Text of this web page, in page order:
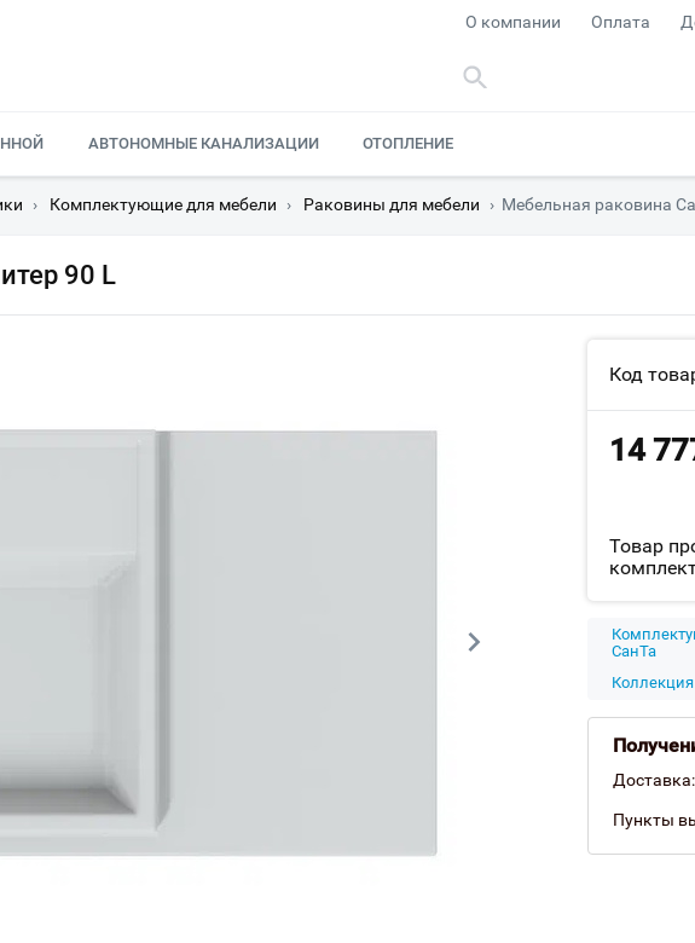
О компании Оплата
АВТОНОМНЫЕ КАНАЛИЗАЦИИ ОТОПЛЕНИЕ
› Комплектующие для мебели › Раковины для мебели › Мебельная раковина
90 L
Код
14
Товар
СанТа
Доставка:
Пункты